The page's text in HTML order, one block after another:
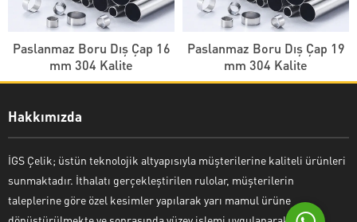
Paslanmaz Boru Dış Çap 16
mm 304 Kalite
Paslanmaz Boru Dış Çap 19
mm 304 Kalite
Hakkımızda
İGS Çelik; üstün teknolojik altyapısıyla müşterilerine kaliteli ürünleri
sunmaktadır. İthalatı gerçekleştirilen rulolar, müşterilerin
taleplerine göre özel kesimler yapılarak yarı mamul ürüne
İGS Çelik